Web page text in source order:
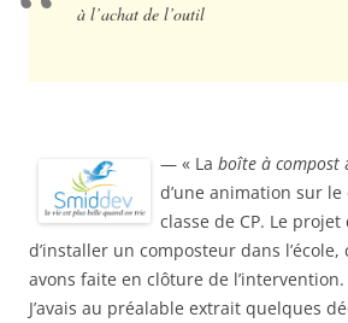
à l’achat de l’outil
— « La boîte à compost
d’une animation sur
classe de CP. Le
d’installer un composteur dans l’école,
avons faite en clôture de l’intervention.
J’avais au préalable extrait quelques